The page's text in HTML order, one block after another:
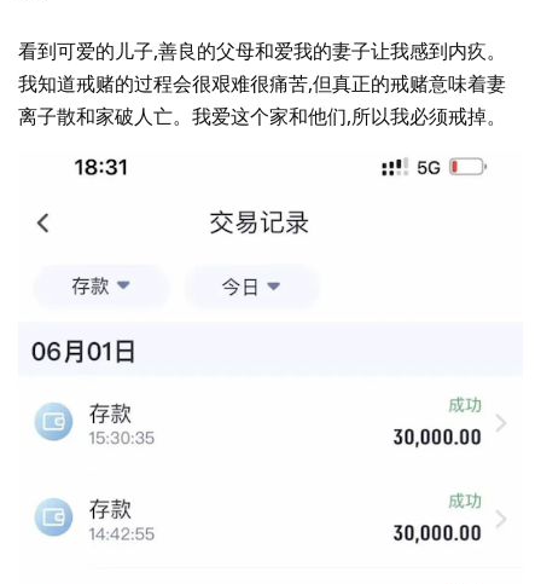
看到可爱的儿子,善良的父母和爱我的妻子让我感到内疚。
我知道戒赌的过程会很艰难很痛苦,但真正的戒赌意味着妻
离子散和家破人亡。我爱这个家和他们,所以我必须戒掉。